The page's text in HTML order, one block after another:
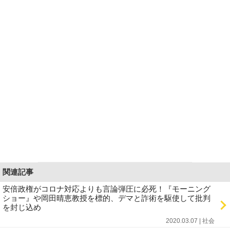
関連記事
安倍政権がコロナ対応よりも言論弾圧に必死！『モーニング
ショー』や岡田晴恵教授を標的、デマと詐術を駆使して批判
を封じ込め
2020.03.07 | 社会